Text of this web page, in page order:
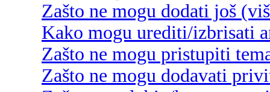
Zašto ne mogu dodati još
Kako mogu urediti/izbrisati
Zašto ne mogu pristupiti
Zašto ne mogu dodavati